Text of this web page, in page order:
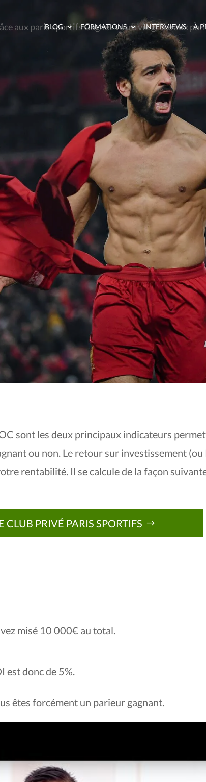
BLOG FORMATIONS INTERVIEWS À
DE PARIS FAUT-
POUR ÊTRE
sont les deux principaux indicateurs
ou non. Le retour sur investissement (ou
rentabilité. Il se calcule de la façon
CLUB PRIVÉ PARIS SPORTIFS
misé 10 000€ au total.
est donc de 5%.
êtes forcément un parieur gagnant.